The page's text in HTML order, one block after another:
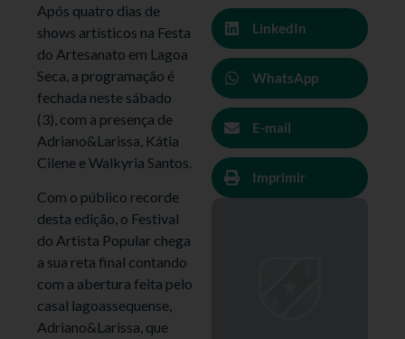
Após quatro dias de
shows artísticos na Festa
do Artesanato em Lagoa
Seca, a programação é
fechada neste sábado
(3), com a presença de
Adriano&Larissa, Kátia
Cilene e Walkyria Santos.
Com o público recorde
desta edição, o Festival
do Artista Popular chega
a sua reta final contando
com a abertura feita pelo
casal lagoassequense,
Adriano&Larissa, que
LinkedIn
WhatsApp
E-mail
Imprimir